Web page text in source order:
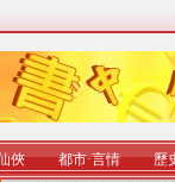
俠 都市·言情 歷